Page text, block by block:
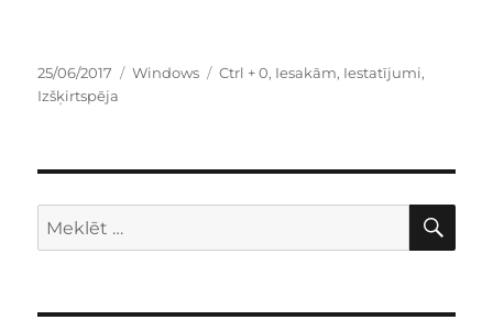
Publicēts
25/06/2017 Kategorijas
Windows Birkas
Ctrl + 0, Iesakām, Iestatījumi,
Izšķirtspēja
Meklēt: